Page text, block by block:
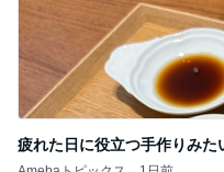
疲れた日に役立つ手作りみた